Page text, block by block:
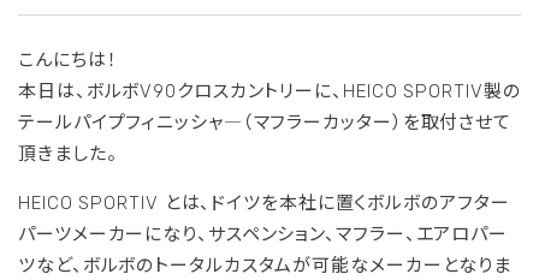
こんにちは！
本日は、ボルボV90クロスカントリーに、HEICO SPORTIV製の
テールパイプフィニッシャ―（マフラーカッター）を取付させて
頂きました。
HEICO SPORTIV とは、ドイツを本社に置くボルボのアフター
パーツメーカーになり、サスペンション、マフラー、エアロパー
ツなど、ボルボのトータルカスタムが可能なメーカーとなりま